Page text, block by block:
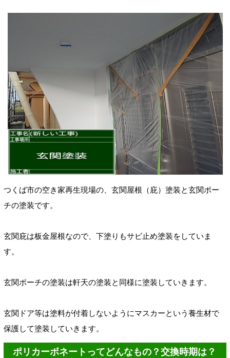
つくば市の空き家再生現場の 、玄関屋根（庇） 塗装と玄関ポー
チの塗装です。
玄関庇は板金屋根なので、下塗りもサビ止め塗装をしていま
す。
玄関ポーチの塗装は軒天の塗装と同様に塗装していきます。
玄関ドア等は塗料が付着しないようにマスカーという養生材で
保護して塗装していきます。
ポリカーボネートってどんなもの？交換時期は？